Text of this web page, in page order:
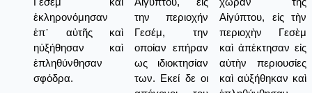
ἐκληρονόμησαν
ἐπ᾿ αὐτῆς καὶ
ηὐξήθησαν καὶ
ἐπληθύνθησαν
σφόδρα.
την περιοχήν
Γεσέμ, την
οποίαν επήραν
ως ιδιοκτησίαν
των. Εκεί δε οι
Αἰγύπτου, εἰς τὴν
περιοχὴν Γεσὲμ
καὶ ἀπέκτησαν εἰς
αὐτὴν περιουσίες
καὶ αὐξήθηκαν καὶ